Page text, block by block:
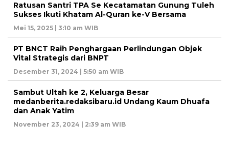
Ratusan Santri TPA Se Kecatamatan Gunung Tuleh
Sukses Ikuti Khatam Al-Quran ke-V Bersama
Mei 15, 2025 | 3:10 am WIB
PT BNCT Raih Penghargaan Perlindungan Objek
Vital Strategis dari BNPT
Desember 31, 2024 | 5:50 am WIB
Sambut Ultah ke 2, Keluarga Besar
medanberita.redaksibaru.id Undang Kaum Dhuafa
dan Anak Yatim
November 23, 2024 | 2:39 am WIB